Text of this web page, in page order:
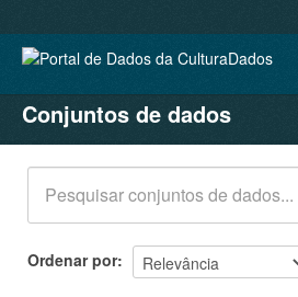
CONJUNTOS DE DADOS
ORGANIZAÇÕES
GRUPOS
SOBRE
Conjuntos de dados
Ordenar por